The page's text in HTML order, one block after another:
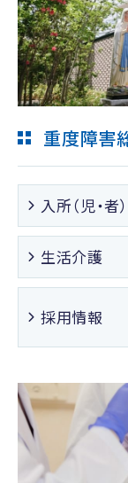
重度障害
入所（児・者）
生活介護
採用情報